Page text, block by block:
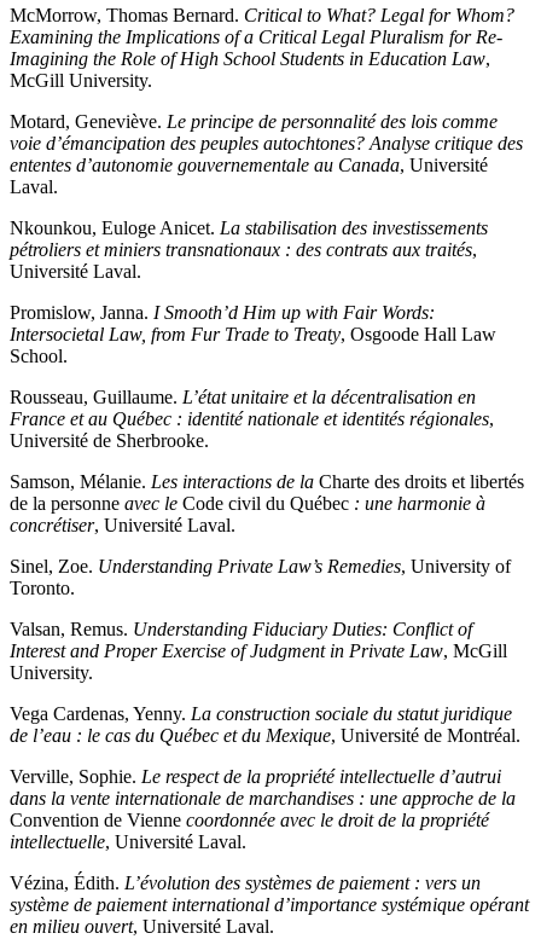
McMorrow, Thomas Bernard. Critical to What? Legal for Whom?
Examining the Implications of a Critical Legal Pluralism for Re-
Imagining the Role of High School Students in Education Law,
McGill University.
Motard, Geneviève. Le principe de personnalité des lois comme
voie d’émancipation des peuples autochtones? Analyse critique des
ententes d’autonomie gouvernementale au Canada, Université
Laval.
Nkounkou, Euloge Anicet. La stabilisation des investissements
pétroliers et miniers transnationaux : des contrats aux traités,
Université Laval.
Promislow, Janna. I Smooth’d Him up with Fair Words:
Intersocietal Law, from Fur Trade to Treaty, Osgoode Hall Law
School.
Rousseau, Guillaume. L’état unitaire et la décentralisation en
France et au Québec : identité nationale et identités régionales,
Université de Sherbrooke.
Samson, Mélanie. Les interactions de la Charte des droits et libertés
de la personne avec le Code civil du Québec : une harmonie à
concrétiser, Université Laval.
Sinel, Zoe. Understanding Private Law’s Remedies, University of
Toronto.
Valsan, Remus. Understanding Fiduciary Duties: Conflict of
Interest and Proper Exercise of Judgment in Private Law, McGill
University.
Vega Cardenas, Yenny. La construction sociale du statut juridique
de l’eau : le cas du Québec et du Mexique, Université de Montréal.
Verville, Sophie. Le respect de la propriété intellectuelle d’autrui
dans la vente internationale de marchandises : une approche de la
Convention de Vienne coordonnée avec le droit de la propriété
intellectuelle, Université Laval.
Vézina, Édith. L’évolution des systèmes de paiement : vers un
système de paiement international d’importance systémique opérant
en milieu ouvert, Université Laval.